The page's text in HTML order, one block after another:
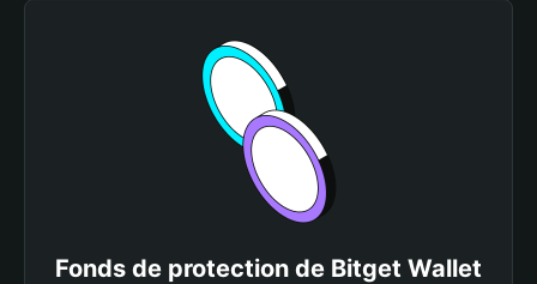
Fonds de protection de Bitget Wallet